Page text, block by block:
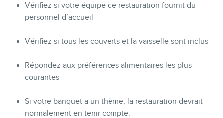
Vérifiez si votre équipe de restauration fournit du
personnel d’accueil
Vérifiez si tous les couverts et la vaisselle sont inclus
Répondez aux préférences alimentaires les plus
courantes
Si votre banquet a un thème, la restauration devrait
normalement en tenir compte.